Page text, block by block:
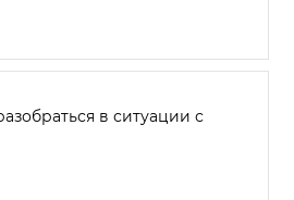
в ситуации с